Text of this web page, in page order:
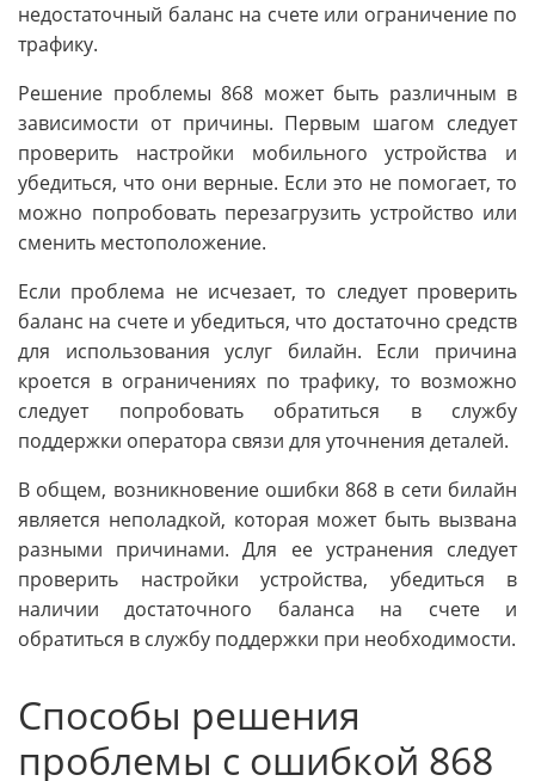
недостаточный баланс на счете или ограничение по
трафику.
Решение проблемы 868 может быть различным в
зависимости от причины. Первым шагом следует
проверить настройки мобильного устройства и
убедиться, что они верные. Если это не помогает, то
можно попробовать перезагрузить устройство или
сменить местоположение.
Если проблема не исчезает, то следует проверить
баланс на счете и убедиться, что достаточно средств
для использования услуг билайн. Если причина
кроется в ограничениях по трафику, то возможно
следует попробовать обратиться в службу
поддержки оператора связи для уточнения деталей.
В общем, возникновение ошибки 868 в сети билайн
является неполадкой, которая может быть вызвана
разными причинами. Для ее устранения следует
проверить настройки устройства, убедиться в
наличии достаточного баланса на счете и
обратиться в службу поддержки при необходимости.
Способы решения
проблемы с ошибкой 868